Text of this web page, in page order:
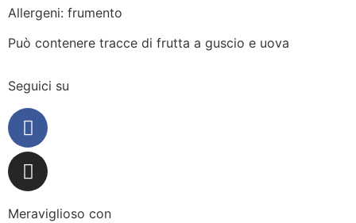
Allergeni: frumento
Può contenere tracce di frutta a guscio e uova
Seguici su
Meraviglioso con